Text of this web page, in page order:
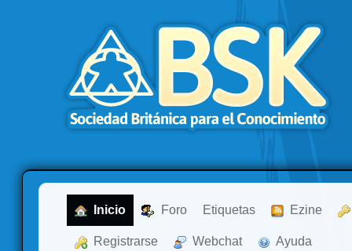
Inicio Foro Etiquetas Ezine
Registrarse Webchat Ayuda